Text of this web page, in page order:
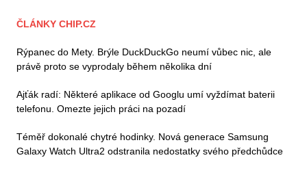
ČLÁNKY CHIP.CZ
Rýpanec do Mety. Brýle DuckDuckGo neumí vůbec nic, ale
právě proto se vyprodaly během několika dní
Ajťák radí: Některé aplikace od Googlu umí vyždímat baterii
telefonu. Omezte jejich práci na pozadí
Téměř dokonalé chytré hodinky. Nová generace Samsung
Galaxy Watch Ultra2 odstranila nedostatky svého předchůdce